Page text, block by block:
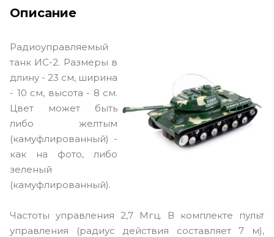
Описание
Радиоуправляемый
танк ИС-2. Размеры в
длину - 23 см, ширина
- 10 см, высота - 8 см.
Цвет может быть
либо желтым
(камуфлированный) -
как на фото, либо
зеленый
(камуфлированный).
Частоты управления 2,7 Мгц. В комплекте пульт
управления (радиус действия составляет 7 м),